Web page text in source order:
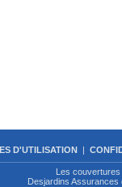
D'UTILISATION |
Les
Desjardins Assurances